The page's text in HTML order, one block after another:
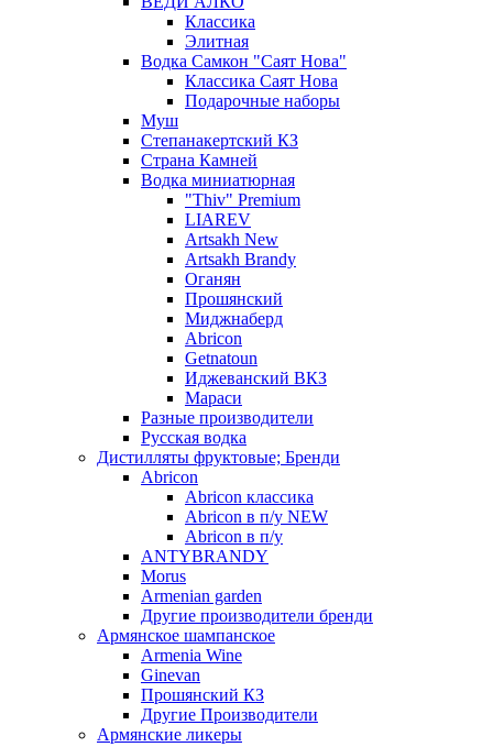
Классика
Элитная
Водка Самкон "Саят Нова"
Классика Саят Нова
Подарочные наборы
Муш
Степанакертский КЗ
Страна Камней
Водка миниатюрная
"Thiv" Premium
LIAREV
Artsakh New
Artsakh Brandy
Оганян
Прошянский
Миджнаберд
Abricon
Getnatoun
Иджеванский ВКЗ
Мараси
Разные производители
Русская водка
Дистилляты фруктовые; Бренди
Abricon
Abricon классика
Abricon в п/у NEW
Abricon в п/у
ANTYBRANDY
Morus
Armenian garden
Другие производители бренди
Армянское шампанское
Armenia Wine
Ginevan
Прошянский КЗ
Другие Производители
Армянские ликеры